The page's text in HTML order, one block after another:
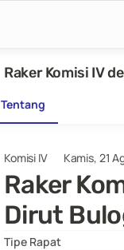
Komisi IV Kamis, 21
Raker
Dirut
Tipe Rapat
Raker Komisi IV
Tentang